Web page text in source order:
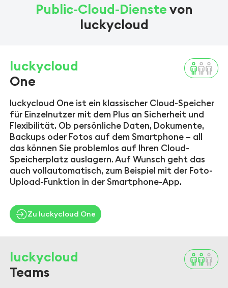
Public-Cloud-Dienstevon
luckycloud
luckycloud
One
luckycloud One ist ein klassischer Cloud-Speicher
für Einzelnutzer mit dem Plus an Sicherheit und
Flexibilität. Ob persönliche Daten, Dokumente,
Backups oder Fotos auf dem Smartphone – all
das können Sie problemlos auf Ihren Cloud-
Speicherplatz auslagern. Auf Wunsch geht das
auch vollautomatisch, zum Beispiel mit der Foto-
Upload-Funktion in der Smartphone-App.
Zu luckycloud One
luckycloud
Teams